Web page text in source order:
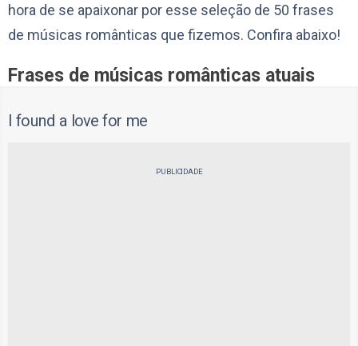
hora de se apaixonar por esse seleção de 50 frases
de músicas românticas que fizemos. Confira abaixo!
Frases de músicas românticas atuais
I found a love for me
PUBLICIDADE